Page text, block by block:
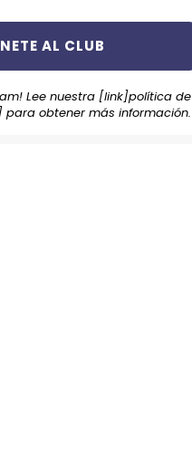
Lee nuestra [link]política de
obtener más información.